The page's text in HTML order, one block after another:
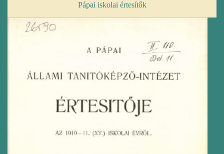
Pápai iskolai értesítők